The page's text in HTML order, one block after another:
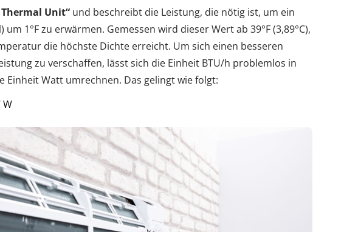
Unit“ und beschreibt die Leistung, die nötig ist, um ein
um 1°F zu erwärmen. Gemessen wird dieser Wert ab 39°F (3,89°C),
die höchste Dichte erreicht. Um sich einen besseren
zu verschaffen, lässt sich die Einheit BTU/h problemlos in
Einheit Watt umrechnen. Das gelingt wie folgt:
W